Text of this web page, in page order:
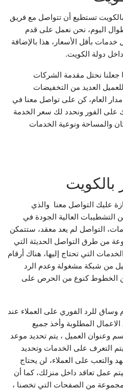
تستطيع أن تتواصل مع فريق
اليوم، نحن نعمل على قدم
بأقل الأسعار، هذا بالإضافة
دولة الكويت.
جعلنا نحتل مقدمة الشركات
العديد من التخفيضات
العام، كن على تواصل معنا في
على الفور ونحدد لك سعر الخدمة
والمساحة ونوعية الخدمات
عليك التواصل معنا والذي
العالية الجودة في
التواصل لم يعد معقد، ستتمكن
من طرق التواصل الحديثة التي
التي تحتاج إليها، هناك أرقام
من شبكة مشغولة وعدم الرد
من الخطوط كنوع من الحرص على
للرد الفوري على العملاء عند
المطلوبة وأخذ جميع
وعنوان العميل ، يتم تحديد موعد
التعرف على الخدمات وتحديد
والتعب على العملاء، لن يحتاج
عمل تعاقد داخل منزلك، كما أن
مجموعة من الصفحات التي تخصنا ،